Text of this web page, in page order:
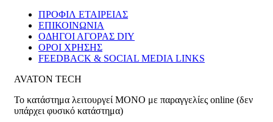
ΠΡΟΦΙΛ ΕΤΑΙΡΕΙΑΣ
ΕΠΙΚΟΙΝΩΝΙΑ
ΟΔΗΓΟΙ ΑΓΟΡΑΣ DIY
ΟΡΟΙ ΧΡΗΣΗΣ
FEEDBACK & SOCIAL MEDIA LINKS
AVATON TECH
Το κατάστημα λειτουργεί ΜΟΝΟ με παραγγελίες online (δεν
υπάρχει φυσικό κατάστημα)